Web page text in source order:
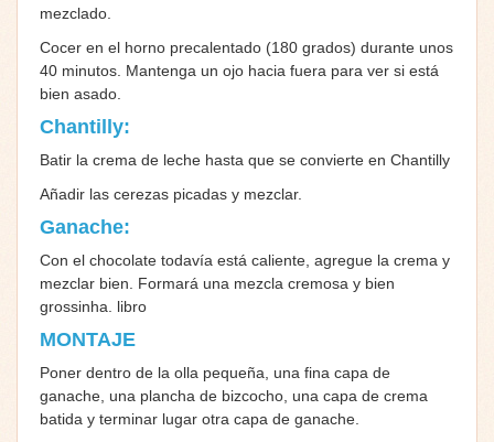
mezclado.
Cocer en el horno precalentado (180 grados) durante unos
40 minutos. Mantenga un ojo hacia fuera para ver si está
bien asado.
Chantilly:
Batir la crema de leche hasta que se convierte en Chantilly
Añadir las cerezas picadas y mezclar.
Ganache:
Con el chocolate todavía está caliente, agregue la crema y
mezclar bien. Formará una mezcla cremosa y bien
grossinha. libro
MONTAJE
Poner dentro de la olla pequeña, una fina capa de
ganache, una plancha de bizcocho, una capa de crema
batida y terminar lugar otra capa de ganache.